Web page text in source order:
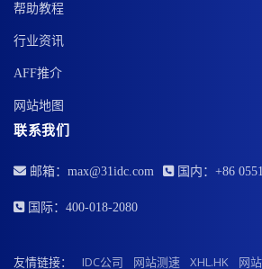
帮助教程
行业资讯
AFF推介
网站地图
联系我们
邮箱：max@31idc.com 国内：+86
国际：400-018-2080
友情链接： IDC公司 网站测速 XHL.HK 网